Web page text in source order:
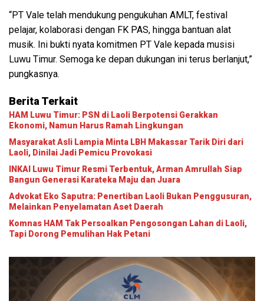
“PT Vale telah mendukung pengukuhan AMLT, festival
pelajar, kolaborasi dengan FK PAS, hingga bantuan alat
musik. Ini bukti nyata komitmen PT Vale kepada musisi
Luwu Timur. Semoga ke depan dukungan ini terus berlanjut,”
pungkasnya.
Berita Terkait
HAM Luwu Timur: PSN di Laoli Berpotensi Gerakkan
Ekonomi, Namun Harus Ramah Lingkungan
Masyarakat Asli Lampia Minta LBH Makassar Tarik Diri dari
Laoli, Dinilai Jadi Pemicu Provokasi
INKAI Luwu Timur Resmi Terbentuk, Arman Amrullah Siap
Bangun Generasi Karateka Maju dan Juara
Advokat Eko Saputra: Penertiban Laoli Bukan Penggusuran,
Melainkan Penyelamatan Aset Daerah
Komnas HAM Tak Persoalkan Pengosongan Lahan di Laoli,
Tapi Dorong Pemulihan Hak Petani